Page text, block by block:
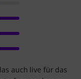
auch live für das